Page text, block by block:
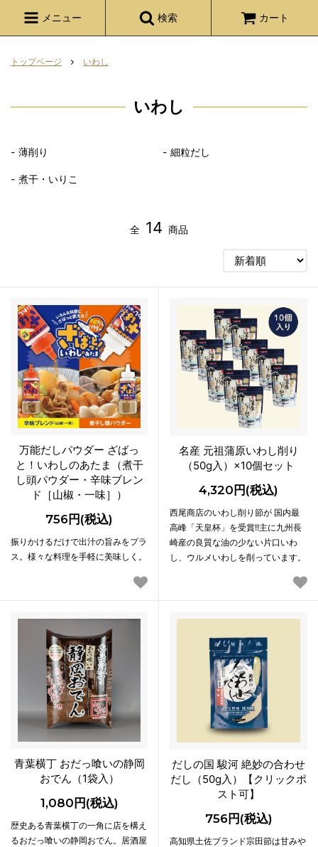
メニュー 検索 カート
トップページ いわし
いわし
薄削り 細粒だし
煮干・いりこ
全 14 商品
万能だしパウダー ざばっ
と！いわしのあたま（煮干
し頭パウダー・辛味ブレン
ド［山椒・一味］）
756円(税込)
振りかけるだけで出汁の旨みをプラ
ス。様々な料理を手軽に美味しく。
名産 元祖蒲原いわし削り
（50g入）×10個セット
4,320円(税込)
西尾商店のいわし削り節が 国内最
高峰「天皇杯」を受賞!!主に九州長
崎産の良質な油の少ない片口いわ
し、ウルメいわしを削っています。
青葉横丁 おだっ喰いの静岡
おでん（1袋入）
1,080円(税込)
歴史ある青葉横丁の一角に店を構え
るおだっ喰いの静岡おでん。居酒屋
だしの国 駿河 絶妙の合わせ
だし（50g入）【クリックポ
スト可】
756円(税込)
高知県土佐ブランド宗田節は甘みや